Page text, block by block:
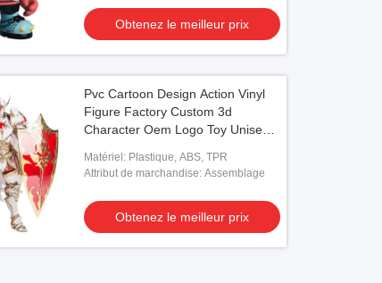
Obtenez le meilleur prix
Pvc Cartoon Design Action Vinyl
Figure Factory Custom 3d
Character Oem Logo Toy Unisex
Matériel: Plastique, ABS, TPR
Attribut de marchandise: Assemblage
Obtenez le meilleur prix